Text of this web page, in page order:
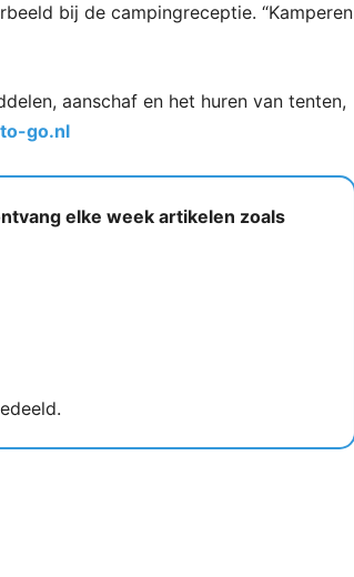
bij de campingreceptie. “Kamperen
aanschaf en het huren van tenten,
go.nl
elke week artikelen zoals